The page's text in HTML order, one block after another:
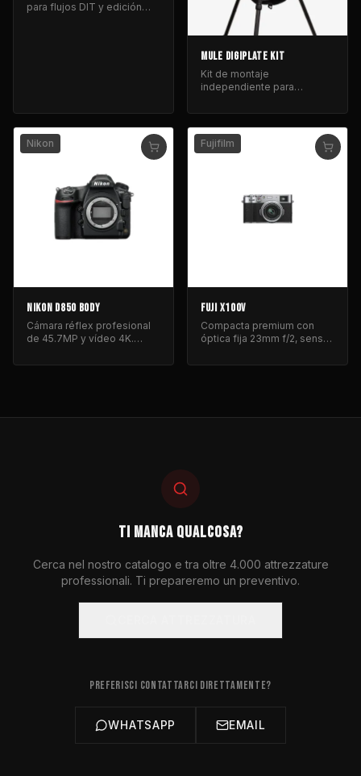
para flujos DIT y edición
MULE DIGIPLATE KIT
Kit de montaje
independiente para
accesorios en rodaje.
Nikon
NIKON D850 BODY
Cámara réflex profesional
de 45.7MP y vídeo 4K.
Fujifilm
FUJI X100V
Compacta premium con
óptica fija 23mm f/2, sensor
resistente.
TI MANCA QUALCOSA?
Cerca nel nostro catalogo e tra oltre 4.000 attrezzature
professionali. Ti prepareremo un preventivo.
PREFERISCI CONTATTARCI DIRETTAMENTE?
WHATSAPP EMAIL